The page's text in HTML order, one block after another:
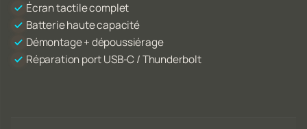
Écran tactile complet
Batterie haute capacité
Démontage + dépoussiérage
Réparation port USB-C / Thunderbolt